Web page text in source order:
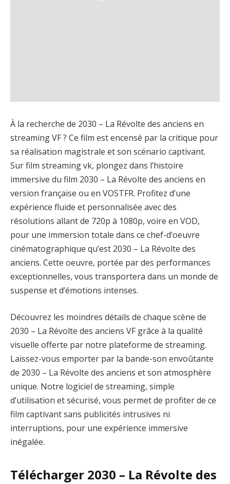
À la recherche de 2030 – La Révolte des anciens en
streaming VF ? Ce film est encensé par la critique pour
sa réalisation magistrale et son scénario captivant.
Sur film streaming vk, plongez dans l’histoire
immersive du film 2030 – La Révolte des anciens en
version française ou en VOSTFR. Profitez d’une
expérience fluide et personnalisée avec des
résolutions allant de 720p à 1080p, voire en VOD,
pour une immersion totale dans ce chef-d’oeuvre
cinématographique qu’est 2030 – La Révolte des
anciens. Cette oeuvre, portée par des performances
exceptionnelles, vous transportera dans un monde de
suspense et d’émotions intenses.
Découvrez les moindres détails de chaque scène de
2030 – La Révolte des anciens VF grâce à la qualité
visuelle offerte par notre plateforme de streaming.
Laissez-vous emporter par la bande-son envoûtante
de 2030 – La Révolte des anciens et son atmosphère
unique. Notre logiciel de streaming, simple
d’utilisation et sécurisé, vous permet de profiter de ce
film captivant sans publicités intrusives ni
interruptions, pour une expérience immersive
inégalée.
Télécharger 2030 – La Révolte des